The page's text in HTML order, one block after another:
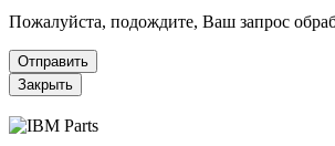
Пожалуйста, подождите, Ваш запрос
Отправить
Закрыть